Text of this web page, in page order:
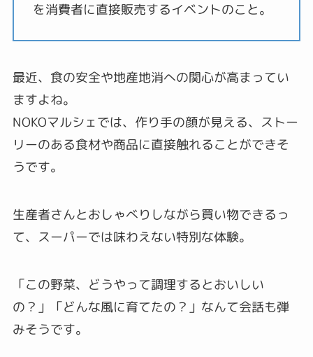
を消費者に直接販売するイベントのこと。
最近、食の安全や地産地消への関心が高まってい
ますよね。
NOKOマルシェでは、作り手の顔が見える、ストー
リーのある食材や商品に直接触れることができそ
うです。
生産者さんとおしゃべりしながら買い物できるっ
て、スーパーでは味わえない特別な体験。
「この野菜、どうやって調理するとおいしい
の？」「どんな風に育てたの？」なんて会話も弾
みそうです。